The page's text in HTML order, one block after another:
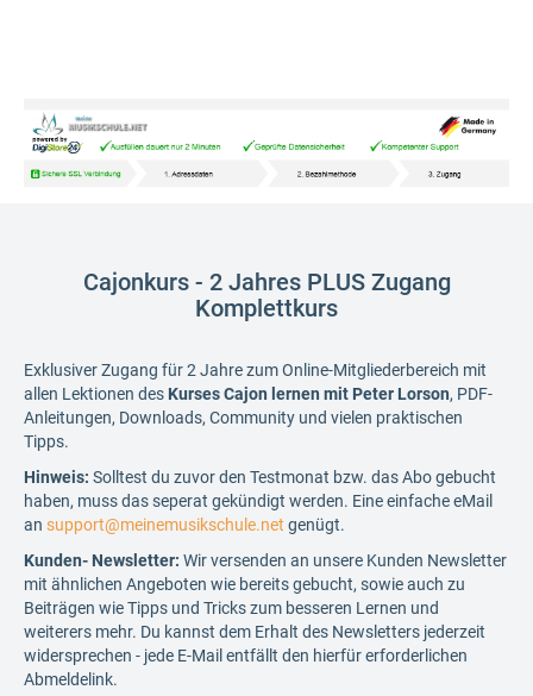
Cajonkurs - 2 Jahres PLUS Zugang
Komplettkurs
Exklusiver Zugang für 2 Jahre zum Online-Mitgliederbereich mit
allen Lektionen des Kurses Cajon lernen mit Peter Lorson, PDF-
Anleitungen, Downloads, Community und vielen praktischen
Tipps.
Hinweis: Solltest du zuvor den Testmonat bzw. das Abo gebucht
haben, muss das seperat gekündigt werden. Eine einfache eMail
an support@meinemusikschule.net genügt.
Kunden- Newsletter: Wir versenden an unsere Kunden Newsletter
mit ähnlichen Angeboten wie bereits gebucht, sowie auch zu
Beiträgen wie Tipps und Tricks zum besseren Lernen und
weiterers mehr. Du kannst dem Erhalt des Newsletters jederzeit
widersprechen - jede E-Mail entfällt den hierfür erforderlichen
Abmeldelink.